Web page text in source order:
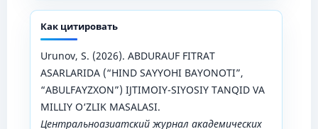
Как цитировать
Urunov, S. (2026). ABDURAUF FITRAT
ASARLARIDA (“HIND SAYYOHI BAYONOTI”,
“ABULFAYZXON”) IJTIMOIY-SIYOSIY TANQID VA
MILLIY O‘ZLIK MASALASI.
Центральноазиатский журнал академических